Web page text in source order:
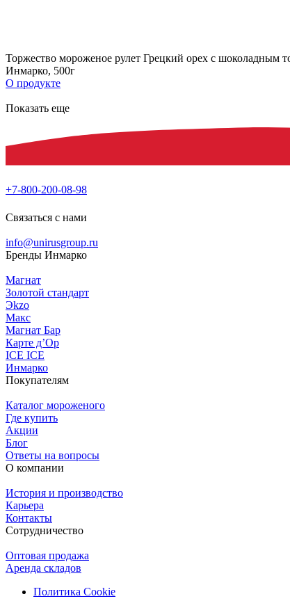
Торжество мороженое рулет Грецкий орех с шоколадным
Инмарко, 500г
О продукте
Показать еще
+7-800-200-08-98
Связаться с нами
info@unirusgroup.ru
Бренды Инмарко
Магнат
Золотой стандарт
Эkzо
Макс
Магнат Бар
Карте д’Ор
ICE ICE
Инмарко
Покупателям
Каталог мороженого
Где купить
Акции
Блог
Ответы на вопросы
О компании
История и производство
Карьера
Контакты
Сотрудничество
Оптовая продажа
Аренда складов
Политика Cookie